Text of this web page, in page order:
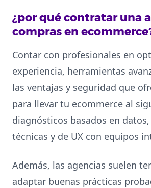
¿por qué contratar una
compras en
Contar con profesionales en
experiencia, herramientas
las ventajas y seguridad que
para llevar tu ecommerce al
diagnósticos basados en
técnicas y de UX con equipos
Además, las agencias suelen
adaptar buenas prácticas